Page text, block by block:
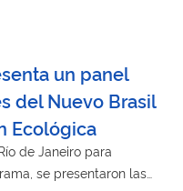
un panel
del Nuevo Brasil
Ecológica
de Janeiro para
se presentaron las